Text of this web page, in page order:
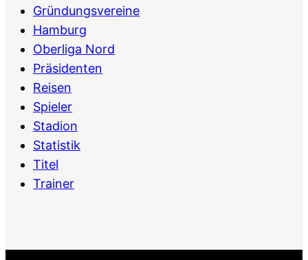
Gründungsvereine
Hamburg
Oberliga Nord
Präsidenten
Reisen
Spieler
Stadion
Statistik
Titel
Trainer